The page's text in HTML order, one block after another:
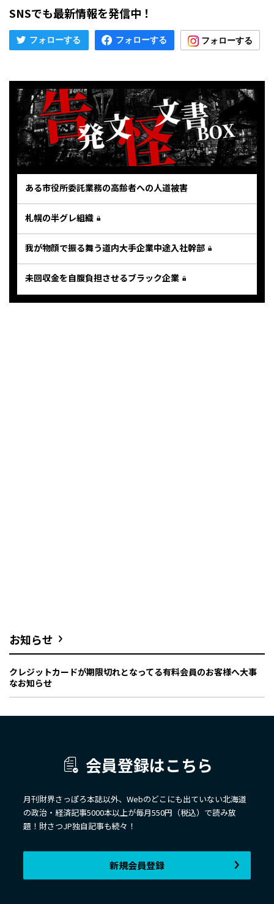
SNSでも最新情報を発信中！
ある市役所委託業務の高齢者への人道被害
札幌の半グレ組織
我が物顔で振る舞う道内大手企業中途入社幹部
未回収金を自腹負担させるブラック企業
お知らせ
クレジットカードが期限切れとなってる有料会員のお客様へ大事
なお知らせ
会員登録はこちら
月刊財界さっぽろ本誌以外、Webのどこにも出ていない北海道
の政治・経済記事5000本以上が毎月550円（税込）で読み放
題！財さつJP独自記事も続々！
新規会員登録